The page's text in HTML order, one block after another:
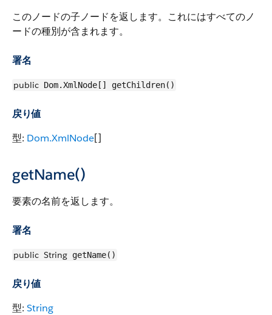
このノードの子ノードを返します。これにはすべてのノ
ードの種別が含まれます。
署名
public Dom.XmlNode[] getChildren()
戻り値
型: Dom.XmlNode[]
getName()
要素の名前を返します。
署名
public String getName()
戻り値
型: String